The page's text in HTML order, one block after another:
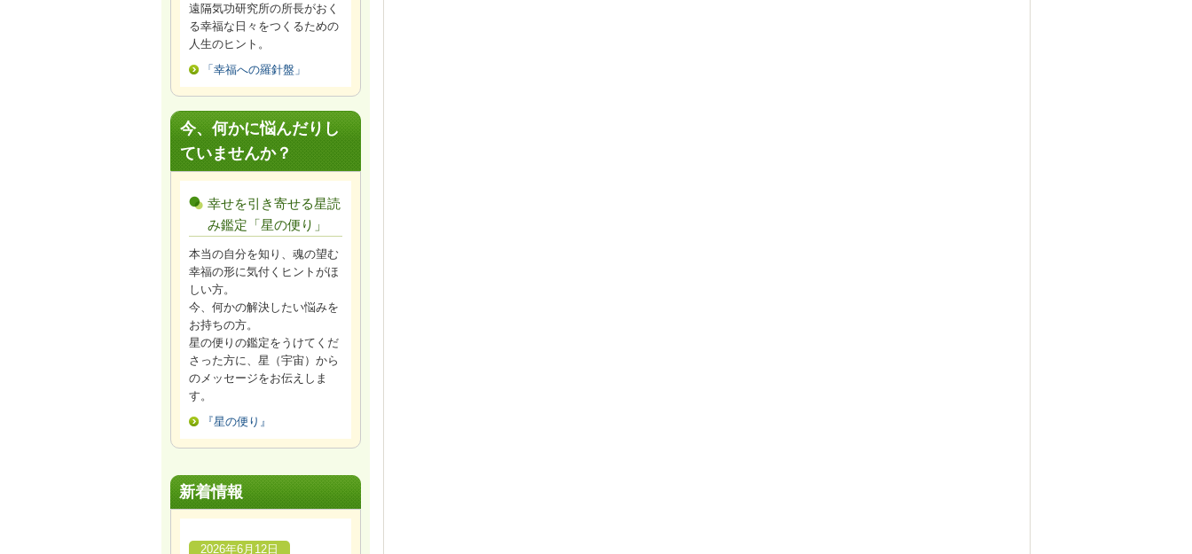
遠隔気功研究所の所長がおく
る幸福な日々をつくるための
人生のヒント。
「幸福への羅針盤」
今、何かに悩んだりし
ていませんか？
幸せを引き寄せる星読
み鑑定「星の便り」
本当の自分を知り、魂の望む
幸福の形に気付くヒントがほ
しい方。
今、何かの解決したい悩みを
お持ちの方。
星の便りの鑑定をうけてくだ
さった方に、星（宇宙）から
のメッセージをお伝えしま
す。
『星の便り』
新着情報
2026年6月12日